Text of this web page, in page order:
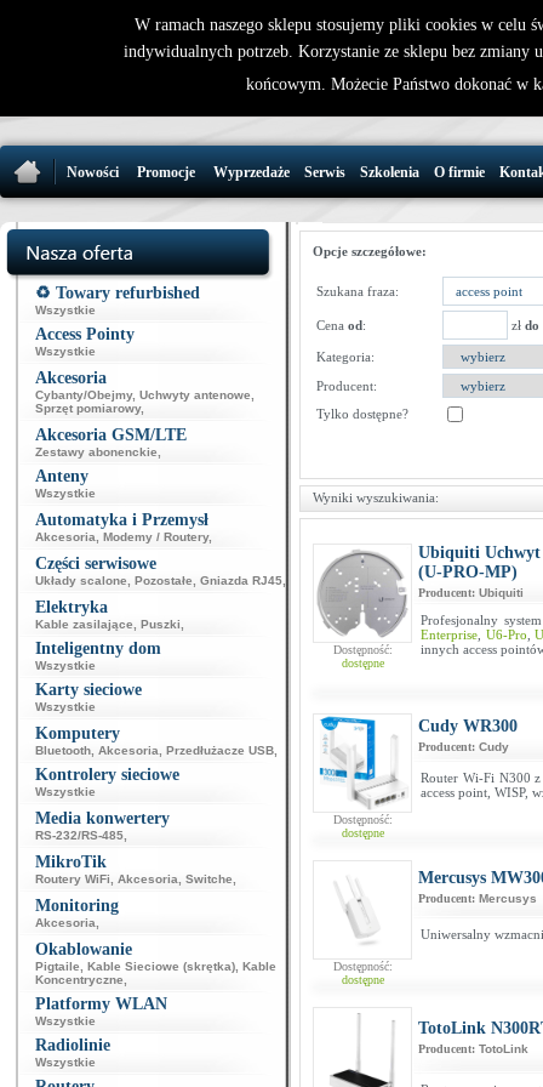
32 721 86
Nowości Promocje Wyprzedaże Serwis Szkolenia O firmie
♻️ Towary refurbished
Wszystkie
Access Pointy
Wszystkie
Akcesoria
Cybanty/Obejmy, Uchwyty antenowe
Sprzęt pomiarowy,
Akcesoria GSM/LTE
Zestawy abonenckie
Anteny
Wszystkie
Automatyka i Przemysł
Akcesoria Modemy / Routery,
Części serwisowe
Układy scalone Pozostałe Gniazda RJ45
Elektryka
Kable zasilające Puszki
Inteligentny dom
Wszystkie
Karty sieciowe
Wszystkie
Komputery
Bluetooth Akcesoria Przedłużacze USB
Kontrolery sieciowe
Wszystkie
Media konwertery
RS-232/RS-485
MikroTik
Routery WiFi Akcesoria Switche
Monitoring
Akcesoria
Okablowanie
Pigtaile Kable Sieciowe (skrętka) Kable
Koncentryczne
Platformy WLAN
Wszystkie
Radiolinie
Wszystkie
Opcje szczegółowe:
Szukana fraza:
Cena od: zł do
Kategoria:
Producent:
Tylko dostępne?
Wyniki wyszukiwania:
Dostępność:
dostępne
Ubiquiti Uchwyt
(U-PRO-MP)
Producent: Ubiquiti
Profesjonalny
Enterprise U6-Pro ,
innych access
Dostępność:
dostępne
Cudy WR300
Producent: Cudy
Router Wi-Fi N300
access point, WISP,
Dostępność:
dostępne
Mercusys
Producent: Mercusys
Uniwersalny
TotoLink
Producent: TotoLink
W ramach naszego sklepu stosujemy pliki cookies w celu
indywidualnych potrzeb. Korzystanie ze sklepu bez zmiany
końcowym. Możecie Państwo dokonać w